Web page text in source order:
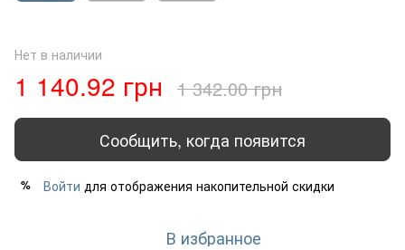
Нет в наличии
1 140.92 грн 1 342.00 грн
Сообщить, когда появится
% Войти для отображения накопительной скидки
В избранное